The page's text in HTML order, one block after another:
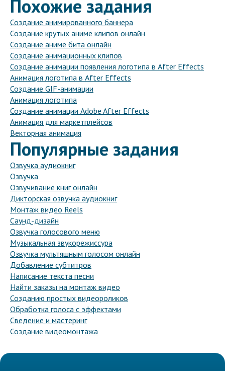
Похожие задания
Создание анимированного баннера
Создание крутых аниме клипов онлайн
Создание аниме бита онлайн
Создание анимационных клипов
Создание анимации появления логотипа в After Effects
Анимация логотипа в After Effects
Создание GIF-анимации
Анимация логотипа
Создание анимации Adobe After Effects
Анимация для маркетплейсов
Векторная анимация
Популярные задания
Озвучка аудиокниг
Озвучка
Озвучивание книг онлайн
Дикторская озвучка аудиокниг
Монтаж видео Reels
Саунд-дизайн
Озвучка голосового меню
Музыкальная звукорежиссура
Озвучка мультяшным голосом онлайн
Добавление субтитров
Написание текста песни
Найти заказы на монтаж видео
Созданию простых видеороликов
Обработка голоса с эффектами
Сведение и мастеринг
Создание видеомонтажа